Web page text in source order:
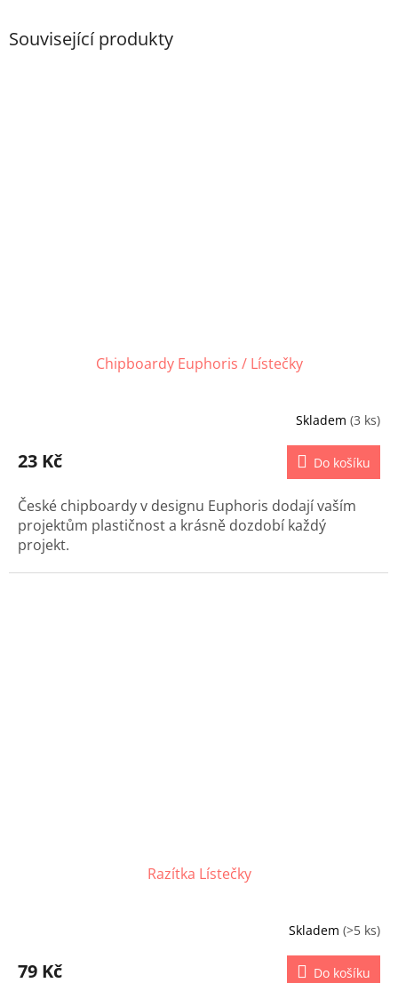
Související produkty
Chipboardy Euphoris / Lístečky
Skladem (3 ks)
23 Kč Do košíku
České chipboardy v designu Euphoris dodají vaším
projektům plastičnost a krásně dozdobí každý
projekt.
Razítka Lístečky
Skladem (>5 ks)
79 Kč Do košíku